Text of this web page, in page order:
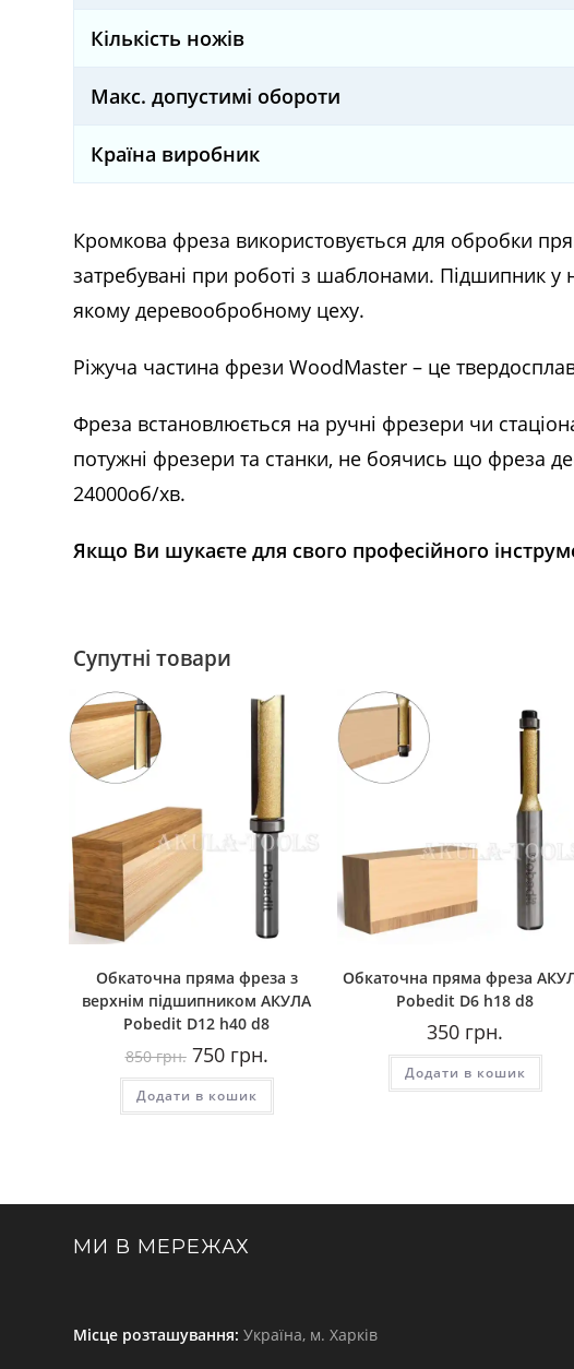
Кількість ножів
Макс. допустимі обороти
Країна виробник
Кромкова фреза використовується для обробки
затребувані при роботі з шаблонами. Підшипник
якому деревообробному цеху.
Ріжуча частина фрези WoodMaster – це
Фреза встановлюється на ручні фрезери чи
потужні фрезери та станки, не боячись що фреза
24000об/хв.
Якщо Ви шукаєте для свого професійного
Супутні товари
Обкаточна пряма фреза з
верхнім підшипником AКУЛА
Pobedit D12 h40 d8
850грн. Оригінальна
ціна:
850
грн..
750грн.ціна:
750
Додати в кошик
Обкаточна пряма фреза
Pobedit D6 h18 d8
350 грн.
Додати в кошик
МИ В МЕРЕЖАХ
Місце розташування: Україна, м. Харків